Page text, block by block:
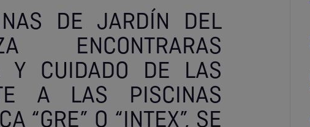
DE JARDÍN DEL
ENCONTRARAS
Y CUIDADO DE LAS
A LAS PISCINAS
“GRE” O “INTEX”, SE